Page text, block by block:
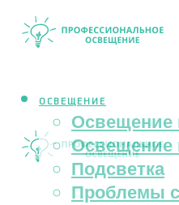
ОСВЕЩЕНИЕ
Освещение
Освещение
Подсветка
Проблемы